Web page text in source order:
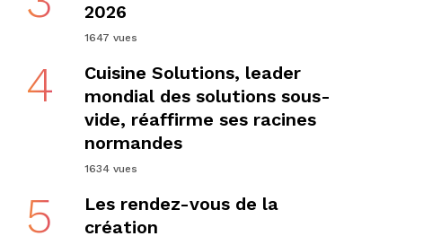
2026
1647 vues
4
Cuisine Solutions, leader
mondial des solutions sous-
vide, réaffirme ses racines
normandes
1634 vues
5
Les rendez-vous de la
création